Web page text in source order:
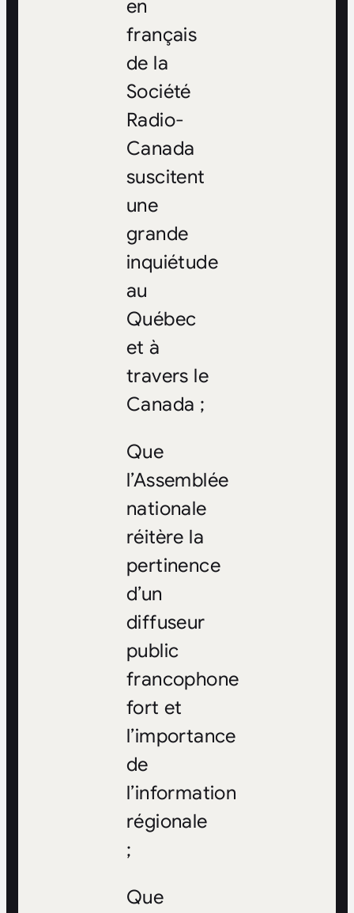
en
français
de la
Société
Radio-
Canada
suscitent
une
grande
inquiétude
au
Québec
et à
travers le
Canada ;
Que
l’Assemblée
nationale
réitère la
pertinence
d’un
diffuseur
public
francophone
fort et
l’importance
de
l’information
régionale
;
Que